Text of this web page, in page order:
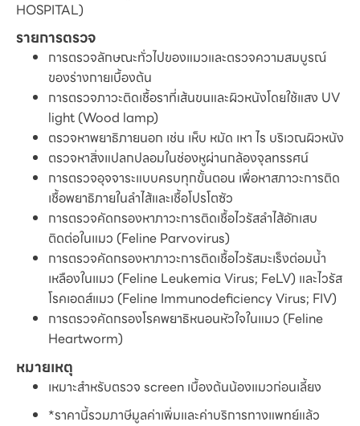
HOSPITAL)
รายการตรวจ
การตรวจลักษณะทั่วไปของแมวและตรวจความสมบูรณ์
ของร่างกายเบื้องต้น
การตรวจภาวะติดเชื้อราที่เส้นขนและผิวหนังโดยใช้แสง UV
light (Wood lamp)
ตรวจหาพยาธิภายนอก เช่น เห็บ หมัด เหา ไร บริเวณผิวหนัง
ตรวจหาสิ่งแปลกปลอมในช่องหูผ่านกล้องจุลทรรศน์
การตรวจอุจจาระแบบครบทุกขั้นตอน เพื่อหาสภาวะการติด
เชื้อพยาธิภายในลำไส้และเชื้อโปรโตซัว
การตรวจคัดกรองหาภาวะการติดเชื้อไวรัสลำไส้อักเสบ
ติดต่อในแมว (Feline Parvovirus)
การตรวจคัดกรองหาภาวะการติดเชื้อไวรัสมะเร็งต่อมน้ำ
เหลืองในแมว (Feline Leukemia Virus; FeLV) และไวรัส
โรคเอดส์แมว (Feline Immunodeficiency Virus; FIV)
การตรวจคัดกรองโรคพยาธิหนอนหัวใจในแมว (Feline
Heartworm)
หมายเหตุ
เหมาะสำหรับตรวจ screen เบื้องต้นน้องแมวก่อนเลี้ยง
*ราคานี้รวมภาษีมูลค่าเพิ่มและค่าบริการทางแพทย์แล้ว